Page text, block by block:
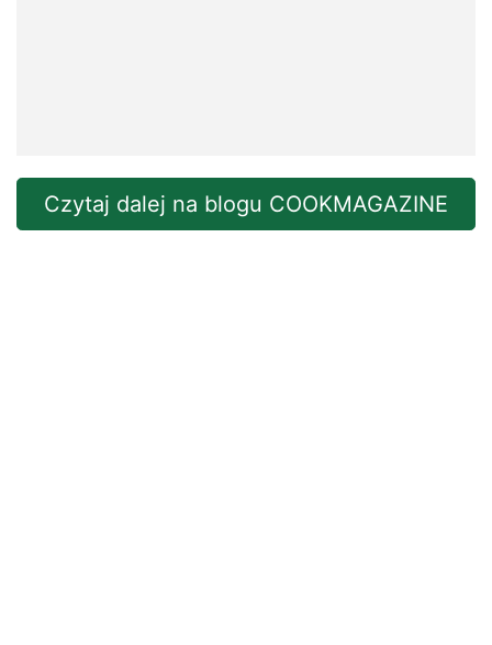
Czytaj dalej na blogu COOKMAGAZINE